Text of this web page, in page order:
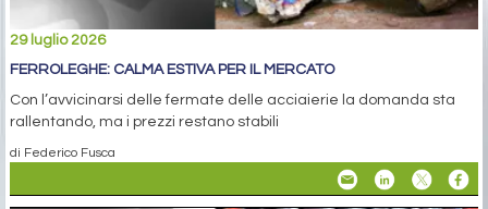
29 luglio 2026
FERROLEGHE: CALMA ESTIVA PER IL MERCATO
Con l’avvicinarsi delle fermate delle acciaierie la domanda sta
rallentando, ma i prezzi restano stabili
di Federico Fusca